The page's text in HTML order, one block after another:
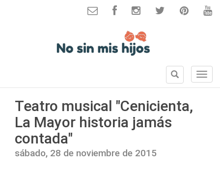
S
e
B
u
c
a
r
Teatro musical "Cenicienta,
La Mayor historia jamás
contada"
sábado, 28 de noviembre de 2015